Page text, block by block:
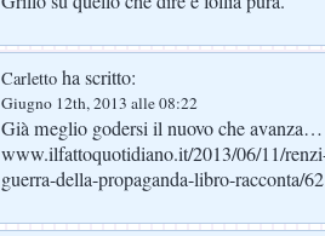
Carletto ha scritto:
Giugno 12th, 2013 alle 08:22
Già meglio godersi il nuovo che avanza…
www.ilfattoquotidiano.it/2013/06/11/
guerra-della-propaganda-libro-racconta/